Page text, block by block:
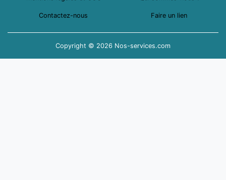
Contactez-nous Faire un lien
Copyright © 2026 Nos-services.com